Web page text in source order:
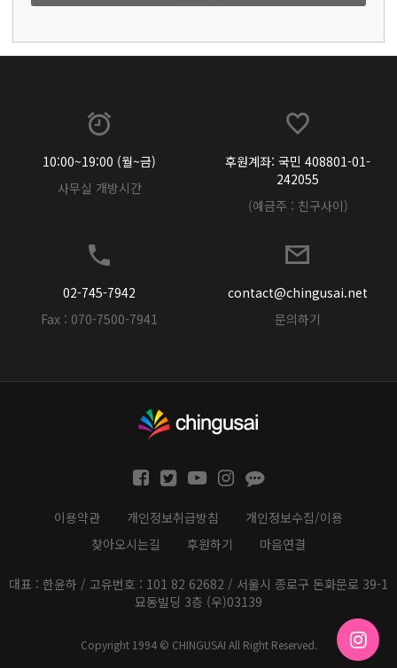
10:00~19:00 (월~금)
사무실 개방시간
후원계좌: 국민 408801-01-
242055
(예금주 : 친구사이)
02-745-7942
Fax : 070-7500-7941
contact@chingusai.net
문의하기
이용약관 개인정보취급방침
개인정보수집/이용
찾아오시는길
후원하기 마음연결
대표 : 한윤하 / 고유번호 : 101 82 62682 / 서울시 종로구 돈화문로 39-1
묘동빌딩 3층 (우)03139
Copyright 1994 © CHINGUSAI All Right Reserved.